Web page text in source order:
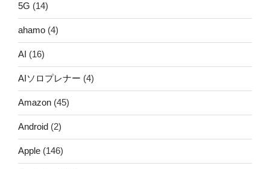
5G (14)
ahamo (4)
AI (16)
AIソロプレナー (4)
Amazon (45)
Android (2)
Apple (146)